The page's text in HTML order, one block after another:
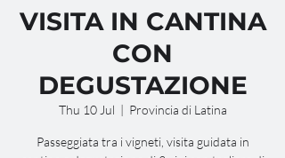
VISITA IN CANTINA
CON
DEGUSTAZIONE
Thu 10 Jul
  |
Provincia di Latina
Passeggiata tra i vigneti, visita guidata in